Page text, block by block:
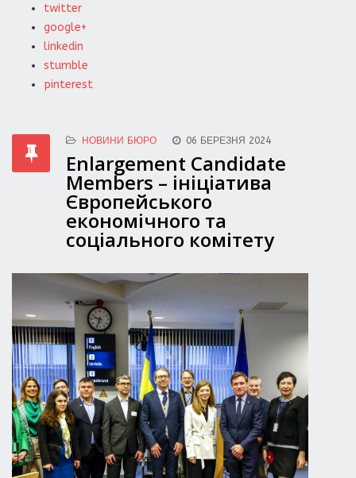
twitter
google+
linkedin
stumble
pinterest
НОВИНИ БЮРО 06 БЕРЕЗНЯ 2024
Enlargement Candidate
Members – ініціатива
Європейського
економічного та
соціального комітету